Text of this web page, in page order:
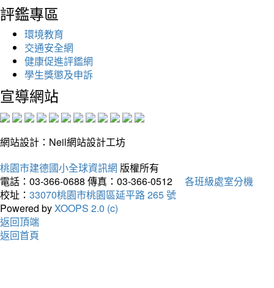
評鑑專區
環境教育
交通安全網
健康促進評鑑網
學生獎懲及申訴
宣導網站
網站設計：Neil網站設計工坊
桃園市建德國小全球資訊網 版權所有
電話：03-366-0688 傳真：03-366-0512
各班級處室分機
校址： 33070桃園市桃園區延平路 265 號
Powered byXOOPS 2.0 (c)
返回頂端
返回首頁